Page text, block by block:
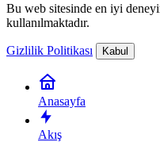
Bu web sitesinde en iyi
kullanılmaktadır.
Gizlilik Politikası Kabul
Anasayfa
Akış